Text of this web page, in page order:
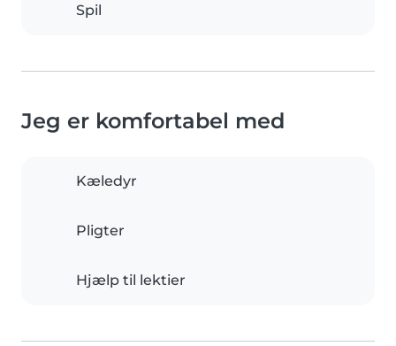
Spil
Jeg er komfortabel med
Kæledyr
Pligter
Hjælp til lektier